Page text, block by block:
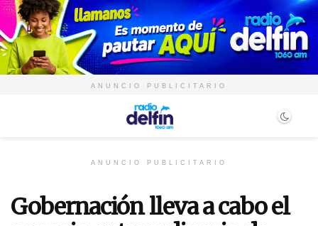
ANUNCIO PUBLICITARIO
ANUNCIO PUBLICITARIO
Gobernación lleva a cabo el